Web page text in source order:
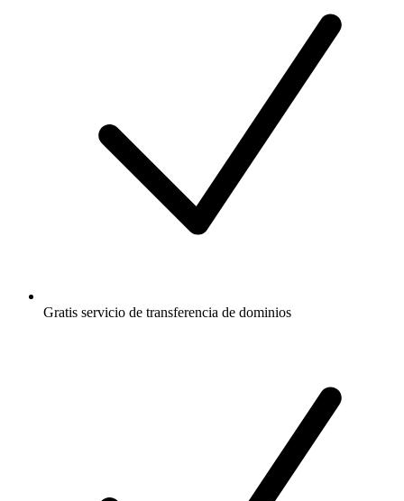
Gratis servicio de transferencia de dominios